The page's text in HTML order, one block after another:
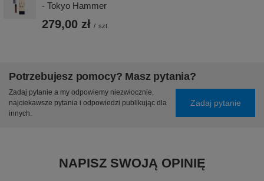
- Tokyo Hammer
279,00 zł / szt.
Potrzebujesz pomocy? Masz pytania?
Zadaj pytanie a my odpowiemy niezwłocznie,
najciekawsze pytania i odpowiedzi publikując dla
innych.
Zadaj pytanie
NAPISZ SWOJĄ OPINIĘ